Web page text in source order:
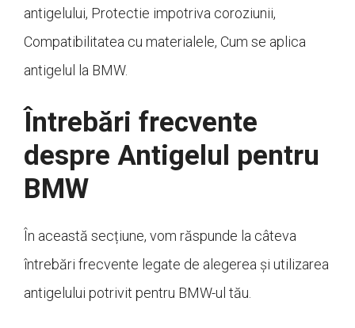
antigelului, Protectie impotriva coroziunii,
Compatibilitatea cu materialele, Cum se aplica
antigelul la BMW.
Întrebări frecvente
despre Antigelul pentru
BMW
În această secțiune, vom răspunde la câteva
întrebări frecvente legate de alegerea și utilizarea
antigelului potrivit pentru BMW-ul tău.